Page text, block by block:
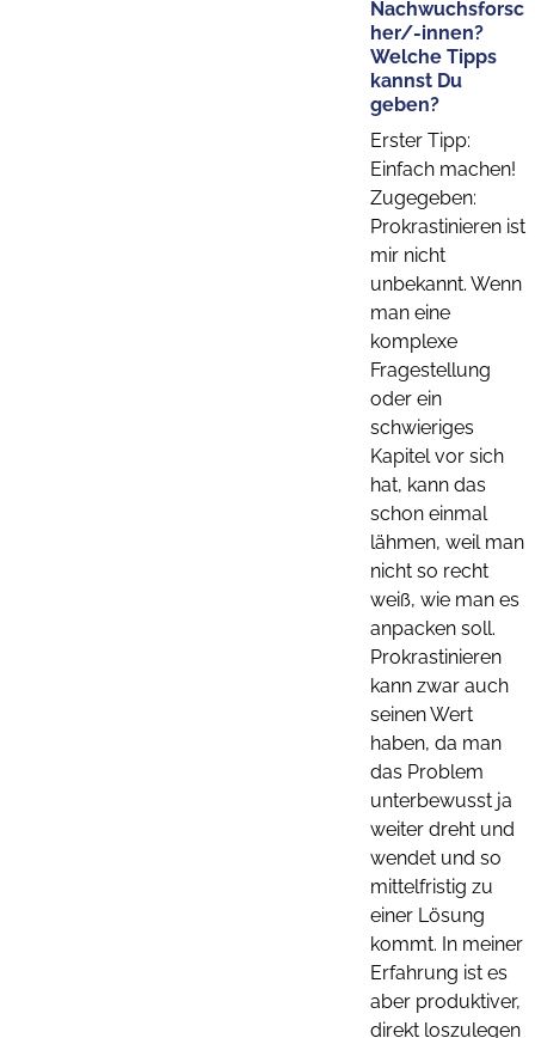
Nachwuchsforsc
her/-innen?
Welche Tipps
kannst Du
geben?
Erster Tipp:
Einfach machen!
Zugegeben:
Prokrastinieren ist
mir nicht
unbekannt. Wenn
man eine
komplexe
Fragestellung
oder ein
schwieriges
Kapitel vor sich
hat, kann das
schon einmal
lähmen, weil man
nicht so recht
weiß, wie man es
anpacken soll.
Prokrastinieren
kann zwar auch
seinen Wert
haben, da man
das Problem
unterbewusst ja
weiter dreht und
wendet und so
mittelfristig zu
einer Lösung
kommt. In meiner
Erfahrung ist es
aber produktiver,
direkt loszulegen